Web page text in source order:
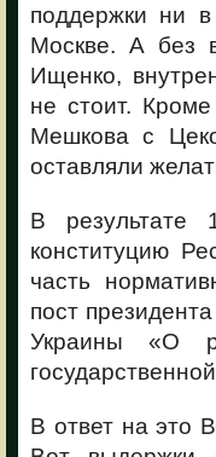
поддержки ни
Москве. А без
Ищенко,
не стоит.
Мешкова с
оставляли
В
конституцию
часть
пост
Украины «О
В ответ на это